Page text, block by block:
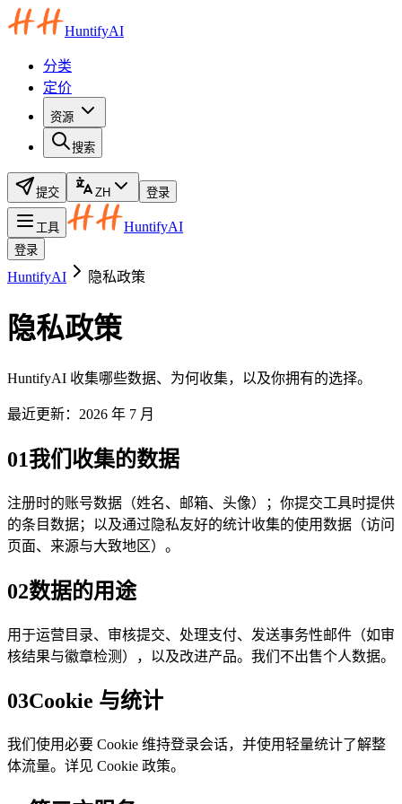
HuntifyAI
分类
定价
资源
搜索
提交 ZH 登录
工具 HuntifyAI
登录
HuntifyAI 隐私政策
隐私政策
HuntifyAI 收集哪些数据、为何收集，以及你拥有的选择。
最近更新：2026 年 7 月
01我们收集的数据
注册时的账号数据（姓名、邮箱、头像）；你提交工具时提供
的条目数据；以及通过隐私友好的统计收集的使用数据（访问
页面、来源与大致地区）。
02数据的用途
用于运营目录、审核提交、处理支付、发送事务性邮件（如审
核结果与徽章检测），以及改进产品。我们不出售个人数据。
03Cookie 与统计
我们使用必要 Cookie 维持登录会话，并使用轻量统计了解整
体流量。详见 Cookie 政策。